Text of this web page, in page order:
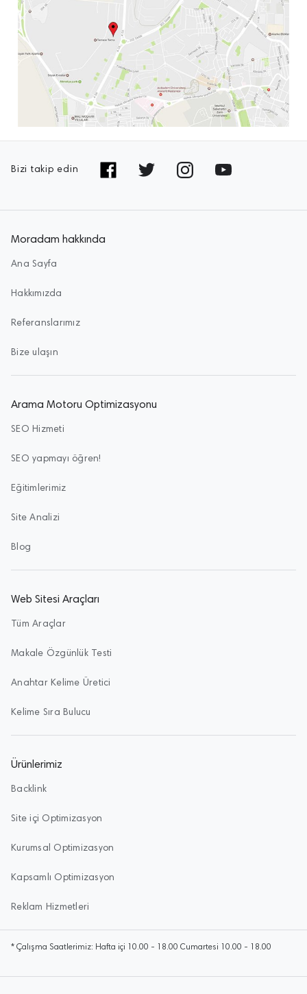
Bizi takip edin
Moradam hakkında
Ana Sayfa
Hakkımızda
Referanslarımız
Bize ulaşın
Arama Motoru Optimizasyonu
SEO Hizmeti
SEO yapmayı öğren!
Eğitimlerimiz
Site Analizi
Blog
Web Sitesi Araçları
Tüm Araçlar
Makale Özgünlük Testi
Anahtar Kelime Üretici
Kelime Sıra Bulucu
Ürünlerimiz
Backlink
Site içi Optimizasyon
Kurumsal Optimizasyon
Kapsamlı Optimizasyon
Reklam Hizmetleri
* Çalışma Saatlerimiz: Hafta içi 10.00 - 18.00 Cumartesi 10.00 - 18.00